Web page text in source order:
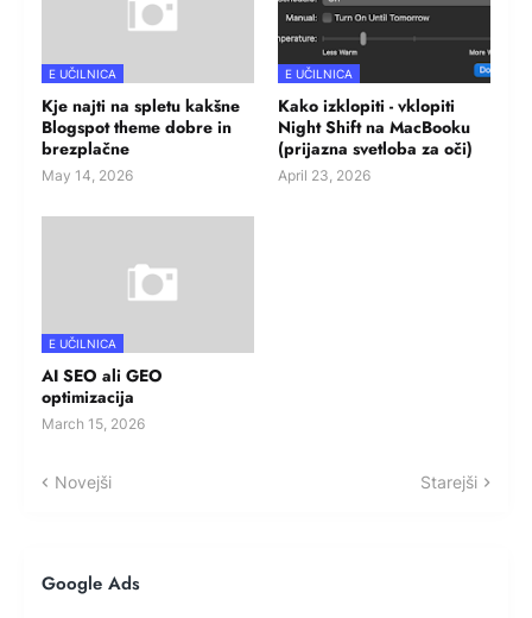
E UČILNICA
Kje najti na spletu kakšne
Blogspot theme dobre in
brezplačne
May 14, 2026
E UČILNICA
Kako izklopiti - vklopiti
Night Shift na MacBooku
(prijazna svetloba za oči)
April 23, 2026
E UČILNICA
AI SEO ali GEO
optimizacija
March 15, 2026
Novejši Starejši
Google Ads